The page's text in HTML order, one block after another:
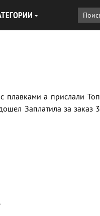
а прислали Топ
Заплатила за заказ 3